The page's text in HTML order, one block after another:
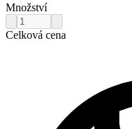
Množství
Celková cena